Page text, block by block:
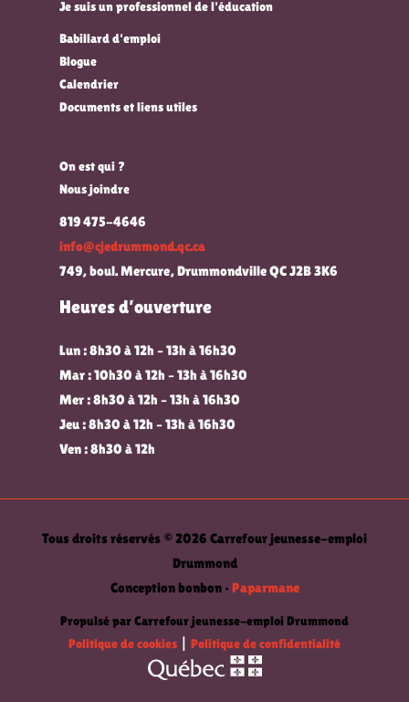
Je suis un professionnel de l'éducation
Babillard d'emploi
Blogue
Calendrier
Documents et liens utiles
On est qui ?
Nous joindre
819 475-4646
info@cjedrummond.qc.ca
749, boul. Mercure, Drummondville QC J2B 3K6
Heures d’ouverture
Lun : 8h30 à 12h – 13h à 16h30
Mar : 10h30 à 12h – 13h à 16h30
Mer : 8h30 à 12h – 13h à 16h30
Jeu : 8h30 à 12h – 13h à 16h30
Ven : 8h30 à 12h
Tous droits réservés © 2026 Carrefour jeunesse-emploi
Drummond
Conception bonbon • Paparmane
Propulsé par Carrefour jeunesse-emploi Drummond
Politique de cookies
Politique de confidentialité